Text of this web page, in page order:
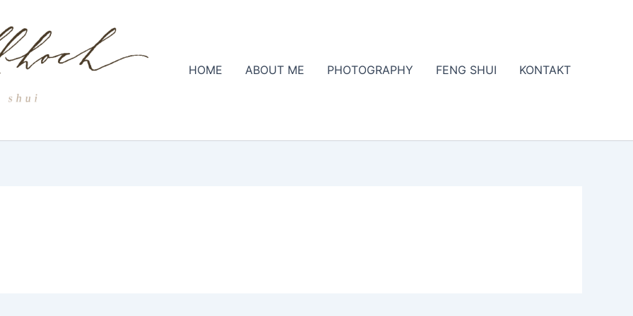
HOME
ABOUT ME PHOTOGRAPHY FENG SHUI KONTAKT